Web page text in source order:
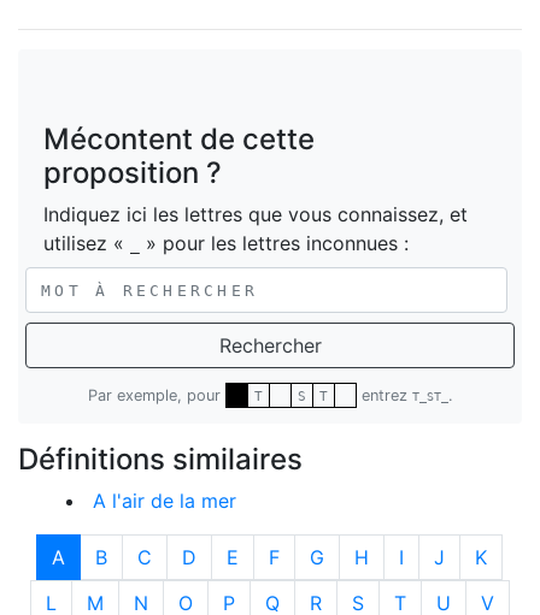
Mécontent de cette
proposition ?
Indiquez ici les lettres que vous connaissez, et
utilisez «
» pour les lettres inconnues :
Rechercher
Par exemple, pour T S T entrez T_ST_ .
Définitions similaires
A l'air de la mer
A B C D E F G H I J
K
L
M N O P Q R S T U V